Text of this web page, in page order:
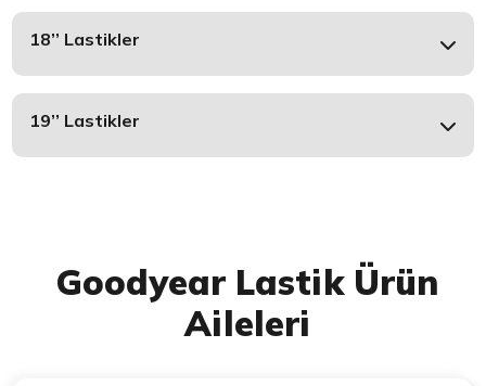
18’’ Lastikler
19’’ Lastikler
Goodyear Lastik Ürün
Aileleri